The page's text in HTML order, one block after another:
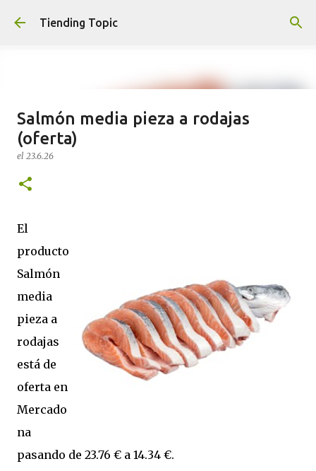
Ir al contenido principal
Tiending Topic
Maquillaje fluido Hydra Deliplus
210 cappuccino (nuevo)
el24.9.25
Salmón media pieza a rodajas
(oferta)
el 23.6.26
El
producto
Salmón
media
pieza a
rodajas
está de
oferta en
Mercado
na
pasando de 23.76 € a 14.34 €.